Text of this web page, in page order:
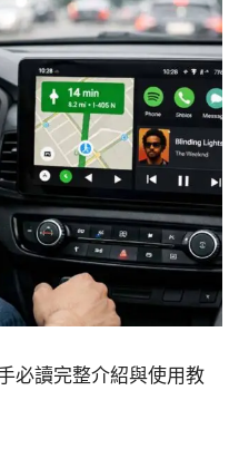
必讀完整介紹與使用教